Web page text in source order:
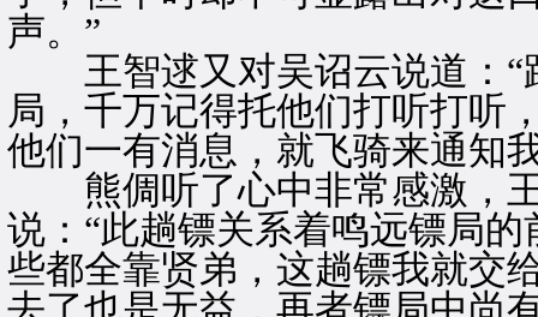
声。”
王智逑又对吴诏云说道：“
局，千万记得托他们打听打听
他们一有消息，就飞骑来通知
熊倜听了心中非常感激，王
说：“此趟镖关系着鸣远镖局
些都全靠贤弟，这趟镖我就交